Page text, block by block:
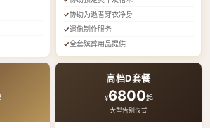
协助为逝者穿衣净身
遗像制作服务
全套殡葬用品提供
高档D套餐
¥6800起
大型告别仪式